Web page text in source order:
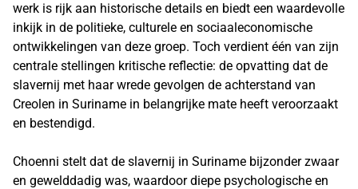
werk is rijk aan historische details en biedt een waardevolle
inkijk in de politieke, culturele en sociaaleconomische
ontwikkelingen van deze groep. Toch verdient één van zijn
centrale stellingen kritische reflectie: de opvatting dat de
slavernij met haar wrede gevolgen de achterstand van
Creolen in Suriname in belangrijke mate heeft veroorzaakt
en bestendigd.
Choenni stelt dat de slavernij in Suriname bijzonder zwaar
en gewelddadig was, waardoor diepe psychologische en